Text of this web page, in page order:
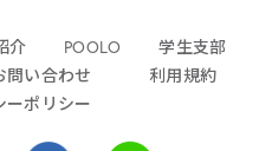
介 POOLO
学生支部
問い合わせ
利用規約
ーポリシー